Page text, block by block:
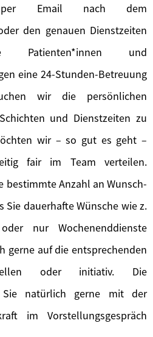
Email nach dem
den genauen Dienstzeiten
Patienten*innen und
eine 24-Stunden-Betreuung
wir die persönlichen
und Dienstzeiten zu
wir – so gut es geht –
fair im Team verteilen.
bestimmte Anzahl an Wunsch-
Sie dauerhafte Wünsche wie z.
nur Wochenenddienste
gerne auf die entsprechenden
oder initiativ. Die
Sie natürlich gerne mit der
im Vorstellungsgespräch